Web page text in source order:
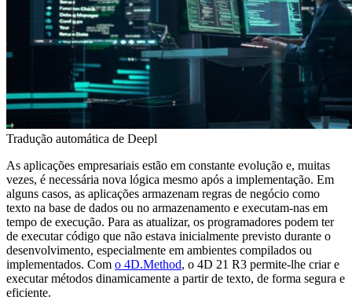
Tradução automática de Deepl
As aplicações empresariais estão em constante evolução e, muitas
vezes, é necessária nova lógica mesmo após a implementação. Em
alguns casos, as aplicações armazenam regras de negócio como
texto na base de dados ou no armazenamento e executam-nas em
tempo de execução. Para as atualizar, os programadores podem ter
de executar código que não estava inicialmente previsto durante o
desenvolvimento, especialmente em ambientes compilados ou
implementados. Com o 4D.Method, o 4D 21 R3 permite-lhe criar e
executar métodos dinamicamente a partir de texto, de forma segura e
eficiente.